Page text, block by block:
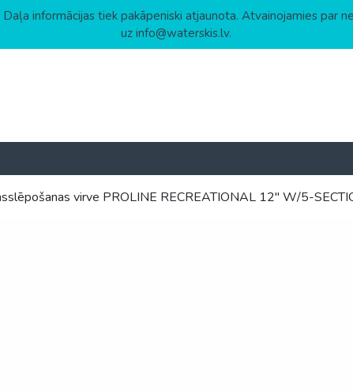
informācijas tiek pakāpeniski atjaunota. Atvainojamies par
uz info@waterskis.lv.
virve PROLINE RECREATIONAL 12″ W/5-